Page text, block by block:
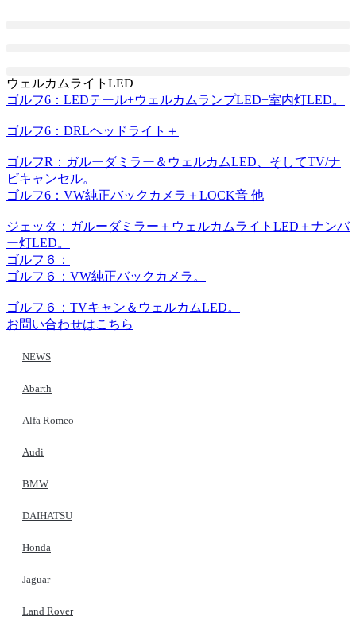
ツ
に
キ
プ
ウェルカムライトLED
ゴルフ6：LEDテール+ウェルカムランプLED+室内灯LED。
ゴルフ6：DRLヘッドライト＋
ゴルフR：ガルーダミラー＆ウェルカムLED、そしてTV/ナ
ビキャンセル。
ゴルフ6：VW純正バックカメラ＋LOCK音 他
ジェッタ：ガルーダミラー＋ウェルカムライトLED＋ナンバ
ー灯LED。
ゴルフ６：
ゴルフ６：VW純正バックカメラ。
ゴルフ６：TVキャン＆ウェルカムLED。
お問い合わせはこちら
NEWS
Abarth
Alfa Romeo
Audi
BMW
DAIHATSU
Honda
Jaguar
Land Rover